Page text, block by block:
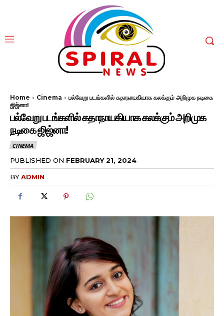
Home Cinema
பல்வேறு படங்களில் கதாநாயகியாக கலக்கும் அறிமுக நடிகை
ஜிஜ்னா!
பல்வேறு படங்களில் கதாநாயகியாக கலக்கும் அறிமுக
நடிகை ஜிஜ்னா!
CINEMA
PUBLISHED ON FEBRUARY 21, 2024
BYADMIN